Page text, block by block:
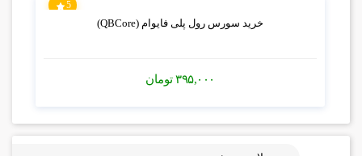
5
خرید سورس رول پلی فایوام (QBCore)
۳۹۵,۰۰۰ تومان